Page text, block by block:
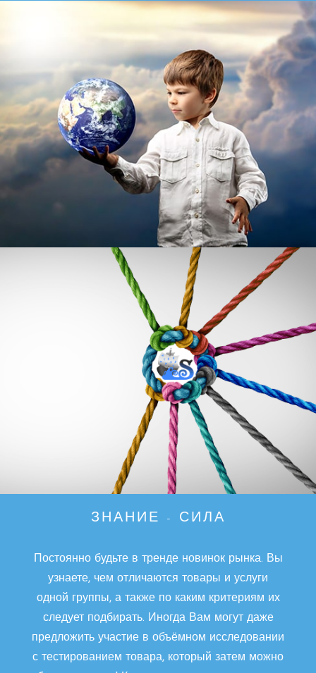
ЗНАНИЕ - СИЛА
Постоянно будьте в тренде новинок рынка. Вы
узнаете, чем отличаются товары и услуги
одной группы, а также по каким критериям их
следует подбирать. Иногда Вам могут даже
предложить участие в объёмном исследовании
с тестированием товара, который затем можно